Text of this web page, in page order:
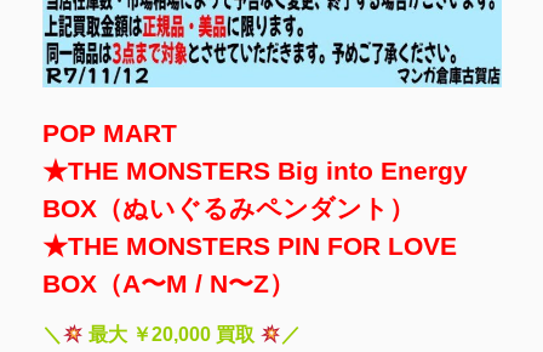
POP MART
★THE MONSTERS Big into Energy
BOX（ぬいぐるみペンダント）
★THE MONSTERS PIN FOR LOVE
BOX（A〜M / N〜Z）
＼ 最大 ￥20,000 買取
／